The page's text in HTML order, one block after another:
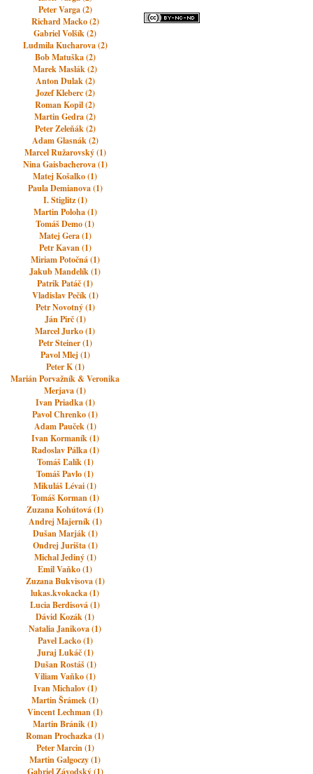
Peter Varga (2)
Richard Macko (2)
Gabriel Volšík (2)
Ludmila Kucharova (2)
Bob Matuška (2)
Marek Maslák (2)
Anton Dulak (2)
Jozef Kleberc (2)
Roman Kopil (2)
Martin Gedra (2)
Peter Zeleňák (2)
Adam Glasnák (2)
Marcel Ružarovský (1)
Nina Gaisbacherova (1)
Matej Košalko (1)
Paula Demianova (1)
I. Stiglitz (1)
Martin Poloha (1)
Tomáš Demo (1)
Matej Gera (1)
Petr Kavan (1)
Miriam Potočná (1)
Jakub Mandelík (1)
Patrik Patáč (1)
Vladislav Pečík (1)
Petr Novotný (1)
Ján Pirč (1)
Marcel Jurko (1)
Petr Steiner (1)
Pavol Mlej (1)
Peter K (1)
Marián Porvažník & Veronika
Merjava (1)
Ivan Priadka (1)
Pavol Chrenko (1)
Adam Pauček (1)
Ivan Kormaník (1)
Radoslav Pálka (1)
Tomáš Ľalík (1)
Tomáš Pavlo (1)
Mikuláš Lévai (1)
Tomáš Korman (1)
Zuzana Kohútová (1)
Andrej Majerník (1)
Dušan Marják (1)
Ondrej Jurišta (1)
Michal Jediný (1)
Emil Vaňko (1)
Zuzana Bukvisova (1)
lukas.kvokacka (1)
Lucia Berdisová (1)
Dávid Kozák (1)
Natalia Janikova (1)
Pavel Lacko (1)
Juraj Lukáč (1)
Dušan Rostáš (1)
Viliam Vaňko (1)
Ivan Michalov (1)
Martin Šrámek (1)
Vincent Lechman (1)
Martin Bránik (1)
Roman Prochazka (1)
Peter Marcin (1)
Martin Galgoczy (1)
Gabriel Závodský (1)